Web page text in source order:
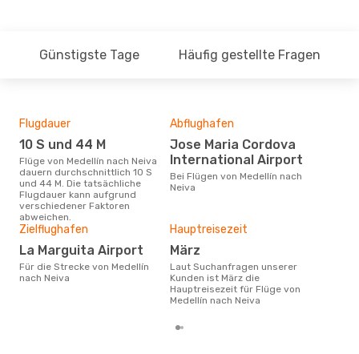
Günstigste Tage Häufig gestellte Fragen
Flugdauer
10 S und 44 M
Flüge von Medellín nach Neiva
dauern durchschnittlich 10 S
und 44 M. Die tatsächliche
Flugdauer kann aufgrund
verschiedener Faktoren
abweichen.
Abflughafen
Jose Maria Cordova
International Airport
Bei Flügen von Medellín nach
Neiva
Zielflughafen
La Marguita Airport
Für die Strecke von Medellín
nach Neiva
Hauptreisezeit
März
Laut Suchanfragen unserer
Kunden ist März die
Hauptreisezeit für Flüge von
Medellín nach Neiva